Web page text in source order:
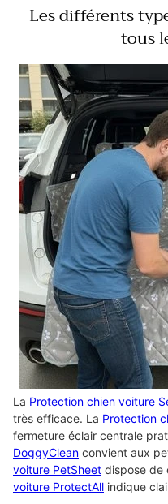
Les différents
tous
La Protection chien voiture
très efficace. La Protection
fermeture éclair centrale
DoggyClean convient aux
voiture PetSheet dispose de
voiture ProtectAll indique